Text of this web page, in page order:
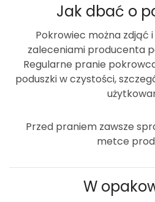
Jak dbać o
Pokrowiec można zdjąć
zaleceniami producenta
Regularne pranie
poduszki w czystości,
Przed praniem zawsze
metce
W